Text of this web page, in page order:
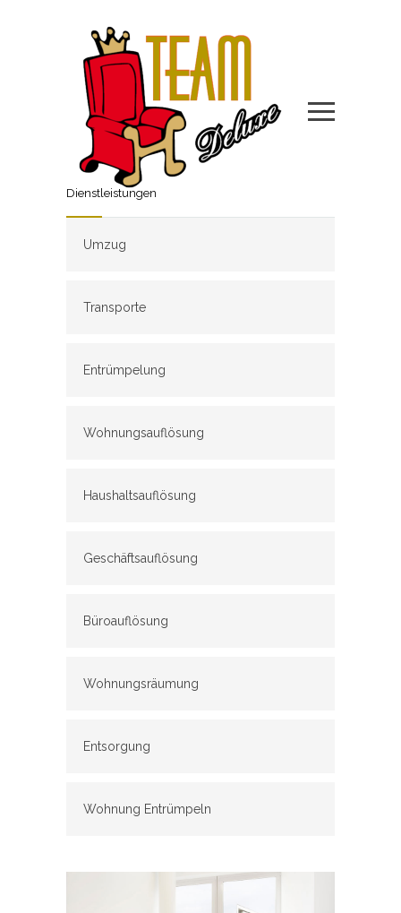
Dienstleistungen
Umzug
Transporte
Entrümpelung
Wohnungsauflösung
Haushaltsauflösung
Geschäftsauflösung
Büroauflösung
Wohnungsräumung
Entsorgung
Wohnung Entrümpeln